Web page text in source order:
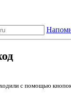
с помощью